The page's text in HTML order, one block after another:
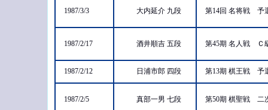
1987/3/3 大内延介 九段 第14回 名将戦
1987/2/17 酒井順吉 五段 第45期 名人戦 Ｃ
1987/2/12 日浦市郎 四段 第13期 棋王戦
1987/2/5 真部一男 七段 第50期 棋聖戦 二